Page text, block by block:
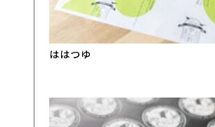
ははつゆ